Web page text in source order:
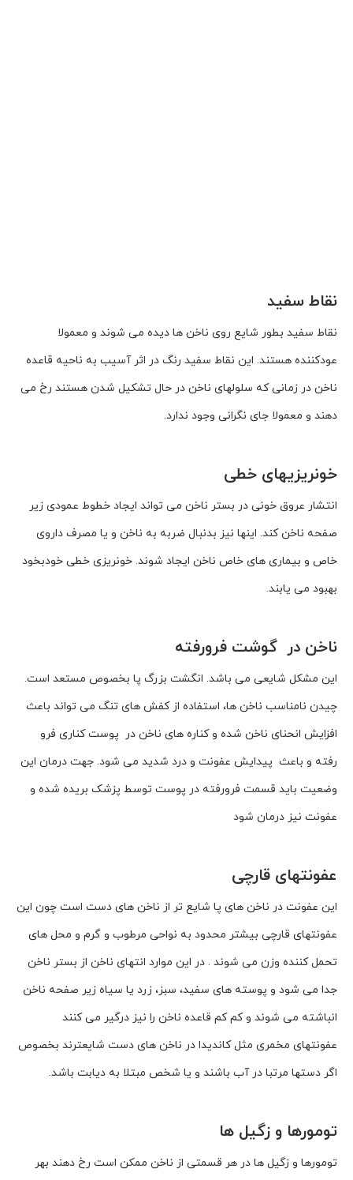
نقاط سفید
نقاط سفید بطور شایع روی ناخن ها دیده می شوند و معمولا
عودکننده هستند. این نقاط سفید رنگ در اثر آسیب به ناحیه قاعده
ناخن در زمانی که سلولهای ناخن در حال تشکیل شدن هستند رخ می
دهند و معمولا جای نگرانی وجود ندارد.
خونریزیهای خطی
انتشار عروق خونی در بستر ناخن می تواند ایجاد خطوط عمودی زیر
صفحه ناخن کند. اینها نیز بدنبال ضربه به ناخن و یا مصرف داروی
خاص و بیماری های خاص ناخن ایجاد شوند. خونریزی خطی خودبخود
بهبود می یابند.
ناخن در گوشت فرورفته
این مشکل شایعی می باشد. انگشت بزرگ پا بخصوص مستعد است.
چیدن نامناسب ناخن ها، استفاده از کفش های تنگ می تواند باعث
افزایش انحنای ناخن شده و کناره های ناخن در پوست کناری فرو
رفته و باعث پیدایش عفونت و درد شدید می شود. جهت درمان این
وضعیت باید قسمت فرورفته در پوست توسط پزشک بریده شده و
عفونت نیز درمان شود
عفونتهای قارچی
این عفونت در ناخن های پا شایع تر از ناخن های دست است چون این
عفونتهای قارچی بیشتر محدود به نواحی مرطوب و گرم و محل های
تحمل کننده وزن می شوند . در این موارد انتهای ناخن از بستر ناخن
جدا می شود و پوسته های سفید، سبز، زرد یا سیاه زیر صفحه ناخن
انباشته می شوند و کم کم قاعده ناخن را نیز درگیر می کنند
عفونتهای مخمری مثل کاندیدا در ناخن های دست شایعترند بخصوص
اگر دستها مرتبا در آب باشند و یا شخص مبتلا به دیابت باشد.
تومورها و زگیل ها
تومورها و زگیل ها در هر قسمتی از ناخن ممکن است رخ دهند بهر